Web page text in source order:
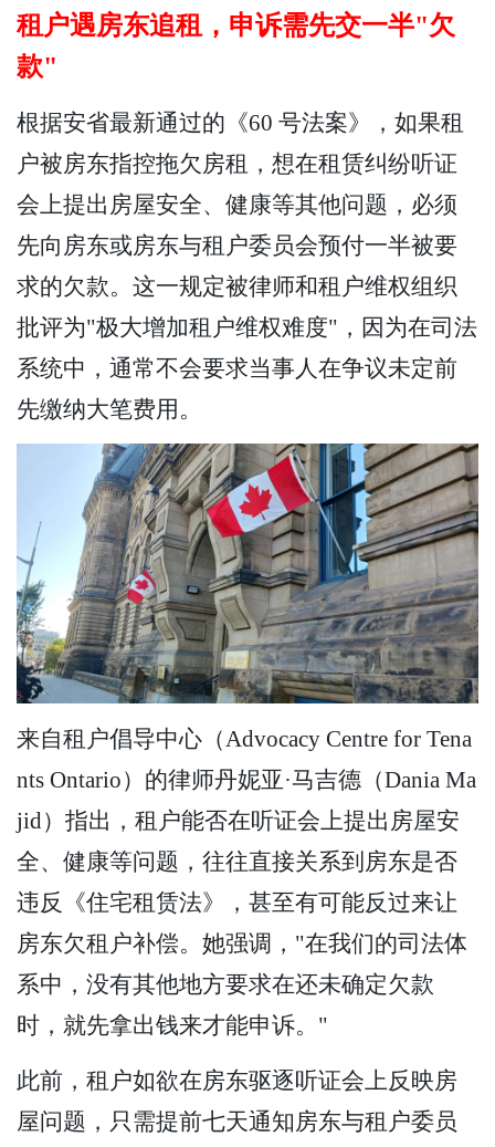
租户遇房东追租，申诉需先交一半"欠
款"
根据安省最新通过的《60 号法案》，如果租
户被房东指控拖欠房租，想在租赁纠纷听证
会上提出房屋安全、健康等其他问题，必须
先向房东或房东与租户委员会预付一半被要
求的欠款。这一规定被律师和租户维权组织
批评为"极大增加租户维权难度"，因为在司法
系统中，通常不会要求当事人在争议未定前
先缴纳大笔费用。
来自租户倡导中心（Advocacy Centre for Tena
nts Ontario）的律师丹妮亚·马吉德（Dania Ma
jid）指出，租户能否在听证会上提出房屋安
全、健康等问题，往往直接关系到房东是否
违反《住宅租赁法》，甚至有可能反过来让
房东欠租户补偿。她强调，"在我们的司法体
系中，没有其他地方要求在还未确定欠款
时，就先拿出钱来才能申诉。"
此前，租户如欲在房东驱逐听证会上反映房
屋问题，只需提前七天通知房东与租户委员